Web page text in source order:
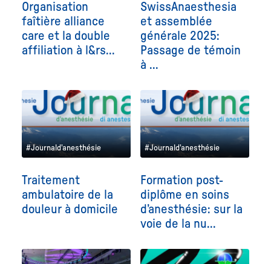
Organisation
faîtière alliance
care et la double
affiliation à l&rs...
SwissAnaesthesia
et assemblée
générale 2025:
Passage de témoin
à ...
#Journald'anesthésie
Traitement
ambulatoire de la
douleur à domicile
#Journald'anesthésie
Formation post-
diplôme en soins
d’anesthésie: sur la
voie de la nu...